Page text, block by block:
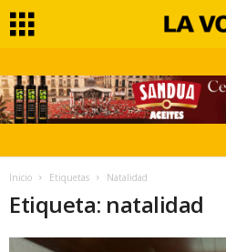
Inicio Etiquetas Natalidad
Etiqueta: natalidad